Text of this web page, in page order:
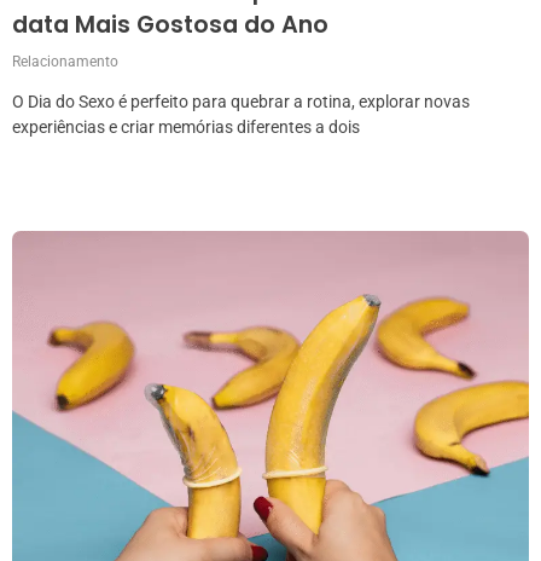
data Mais Gostosa do Ano
Relacionamento
O Dia do Sexo é perfeito para quebrar a rotina, explorar novas
experiências e criar memórias diferentes a dois